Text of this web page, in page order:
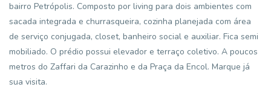
bairro Petrópolis. Composto por living para dois ambientes com
sacada integrada e churrasqueira, cozinha planejada com área
de serviço conjugada, closet, banheiro social e auxiliar. Fica semi
mobiliado. O prédio possui elevador e terraço coletivo. A poucos
metros do Zaffari da Carazinho e da Praça da Encol. Marque já
sua visita.